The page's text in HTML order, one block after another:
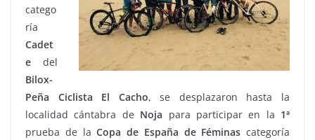
catego
ría
Cadet
e del
Bilox-
Peña Ciclista El Cacho, se desplazaron hasta la
localidad cántabra de Noja para participar en la 1ª
prueba de laCopa de España de Féminas categoría